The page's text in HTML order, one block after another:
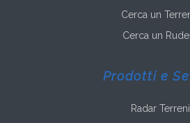
Cerca un
Cerca un
Prodotti e
Radar Terreni